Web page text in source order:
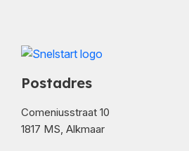
Postadres
Comeniusstraat 10
1817 MS, Alkmaar